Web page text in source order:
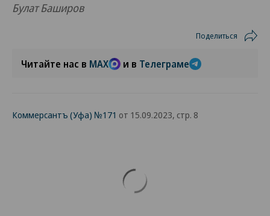
Булат Баширов
Поделиться
Читайте нас в MAX и в Телеграме
Коммерсантъ (Уфа) №171 от 15.09.2023, стр. 8